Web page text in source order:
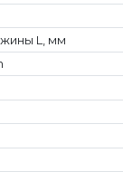
L, мм